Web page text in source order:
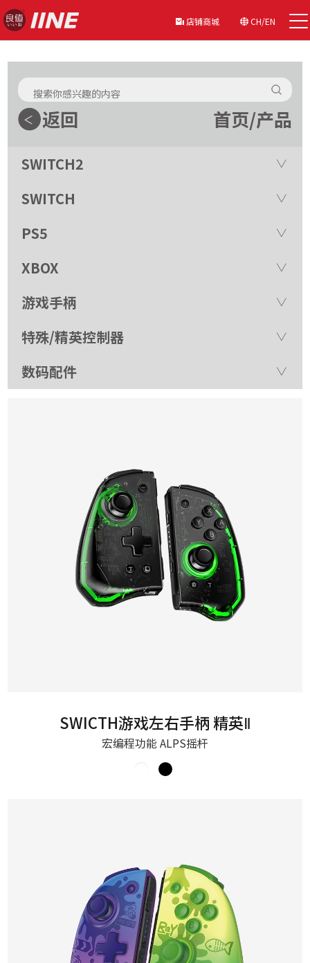
店铺商城 CH/EN
返回 首页/产品
SWITCH2
SWITCH
PS5
XBOX
游戏手柄
特殊/精英控制器
数码配件
SWICTH游戏左右手柄 精英Ⅱ
宏编程功能 ALPS摇杆